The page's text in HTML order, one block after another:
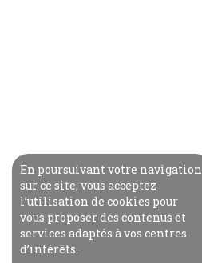
En poursuivant votre navigation
sur ce site, vous acceptez
l’utilisation de cookies pour
vous proposer des contenus et
services adaptés à vos centres
d’intérêts.